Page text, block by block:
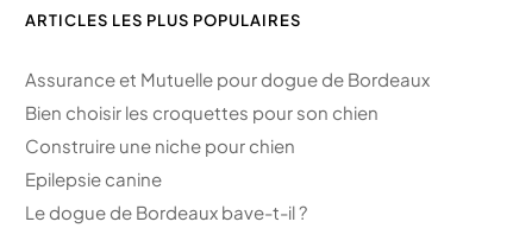
ARTICLES LES PLUS POPULAIRES
Assurance et Mutuelle pour dogue de Bordeaux
Bien choisir les croquettes pour son chien
Construire une niche pour chien
Epilepsie canine
Le dogue de Bordeaux bave-t-il ?